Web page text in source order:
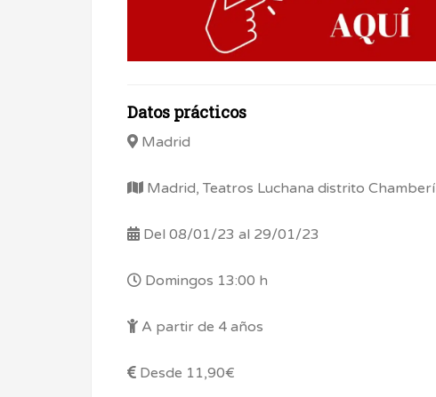
Datos prácticos
Madrid
Madrid, Teatros Luchana distrito Chamberí
Del 08/01/23 al 29/01/23
Domingos 13:00 h
A partir de 4 años
Desde 11,90€